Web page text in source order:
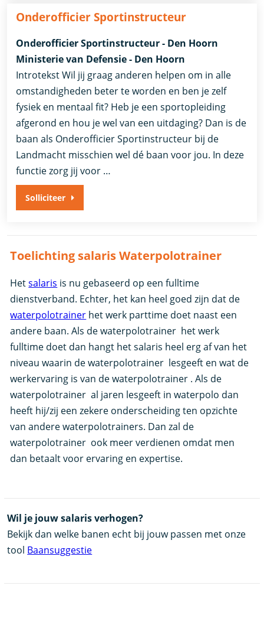
Onderofficier Sportinstructeur
Onderofficier Sportinstructeur - Den Hoorn
Ministerie van Defensie - Den Hoorn
Introtekst Wil jij graag anderen helpen om in alle
omstandigheden beter te worden en ben je zelf
fysiek en mentaal fit? Heb je een sportopleiding
afgerond en hou je wel van een uitdaging? Dan is de
baan als Onderofficier Sportinstructeur bij de
Landmacht misschien wel dé baan voor jou. In deze
functie zorg jij voor …
Solliciteer
Toelichting salaris Waterpolotrainer
Hetsalaris is nu gebaseerd op een fulltime
dienstverband. Echter, het kan heel goed zijn dat de
waterpolotrainer het werk parttime doet naast een
andere baan. Als de waterpolotrainer het werk
fulltime doet dan hangt het salaris heel erg af van het
niveau waarin de waterpolotrainer lesgeeft en wat de
werkervaring is van de waterpolotrainer . Als de
waterpolotrainer al jaren lesgeeft in waterpolo dan
heeft hij/zij een zekere onderscheiding ten opzichte
van andere waterpolotrainers. Dan zal de
waterpolotrainer ook meer verdienen omdat men
dan betaalt voor ervaring en expertise.
Wil je jouw salaris verhogen?
Bekijk dan welke banen echt bij jouw passen met onze
tool Baansuggestie